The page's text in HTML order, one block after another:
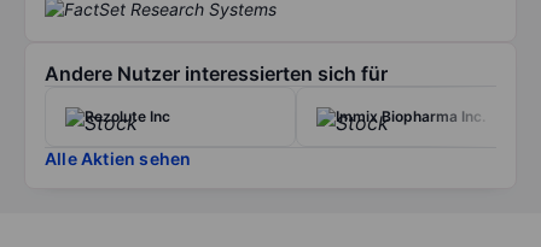
Andere Nutzer interessierten sich für
Rezolute Inc Immix Biopharma Inc.
Alle Aktien sehen